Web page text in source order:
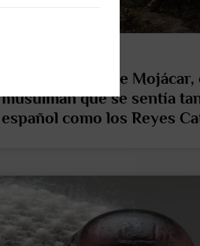
Alavez, alcaide de Mojácar,
musulmán que se sentía
español como los Reyes